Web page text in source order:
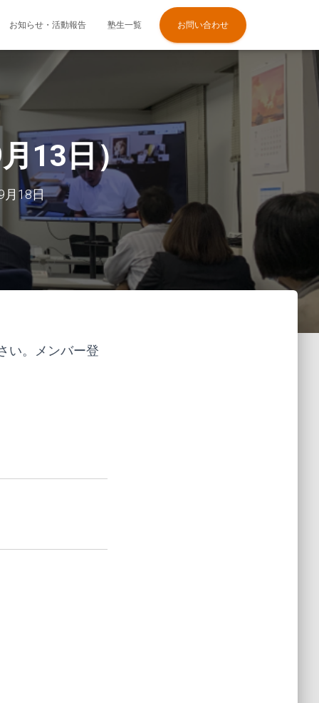
お知らせ・活動報告 塾生一覧 お問い合わせ
13日）
月18日
い。メンバー登